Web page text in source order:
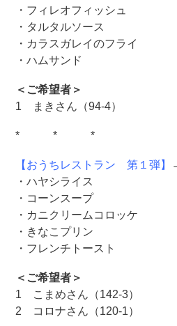
・フィレオフィッシュ
・タルタルソース
・カラスガレイのフライ
・ハムサンド
＜ご希望者＞
1 まきさん（94-4）
* * *
【おうちレストラン 第１弾】
・ハヤシライス
・コーンスープ
・カニクリームコロッケ
・きなこプリン
・フレンチトースト
＜ご希望者＞
1 こまめさん（142-3）
2 コロナさん（120-1）